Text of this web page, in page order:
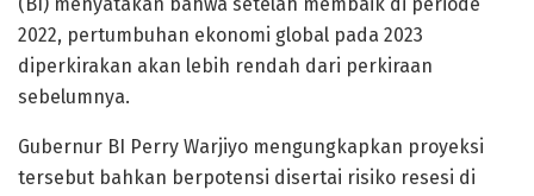
2022, pertumbuhan ekonomi global pada 2023
diperkirakan akan lebih rendah dari perkiraan
sebelumnya.
Gubernur BI Perry Warjiyo mengungkapkan proyeksi
tersebut bahkan berpotensi disertai risiko resesi di